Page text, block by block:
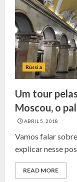
Rússia
Um tour
Moscou, o
ABRIL 5, 2018
Vamos falar
explicar nesse
READ MORE